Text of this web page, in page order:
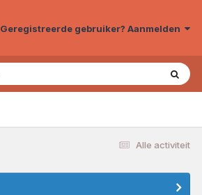
Geregistreerde gebruiker? Aanmelden
Alle activiteit